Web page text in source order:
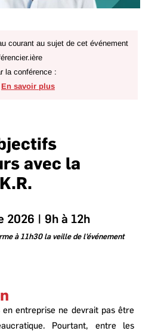
courant au sujet de cet événement
la conférence :
En savoir plus
avec la
2026 | 9h à 12h
à 11h30 la veille de l'événement
entreprise ne devrait pas être
Pourtant, entre les